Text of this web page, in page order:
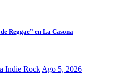
Reggae” en La Casona
Indie Rock Ago 5, 2026